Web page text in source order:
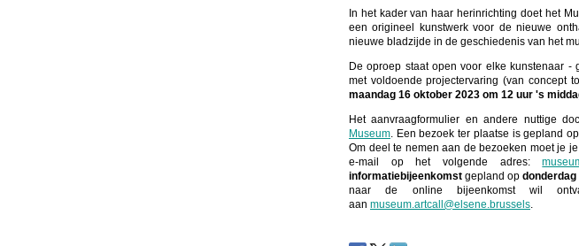
In het kader van haar herinrichting doet het
een origineel kunstwerk voor de nieuwe
nieuwe bladzijde in de geschiedenis van het
De oproep staat open voor elke kunstenaar
met voldoende projectervaring (van concept
maandag 16 oktober 2023 om 12 uur 's
Het aanvraagformulier en andere nuttige
Museum . Een bezoek ter plaatse is gepland op
Om deel te nemen aan de bezoeken moet je
e-mail op het volgende adres:
informatiebijeenkomstgepland op
naar de online bijeenkomst wil
aan museum.artcall@elsene.brussels